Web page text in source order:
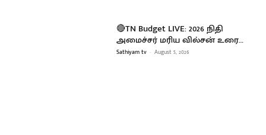
🔴TN Budget LIVE: 2026 நிதி
அமைச்சர் மரிய வில்சன் உரை…
Sathiyam tv - August 5, 2026